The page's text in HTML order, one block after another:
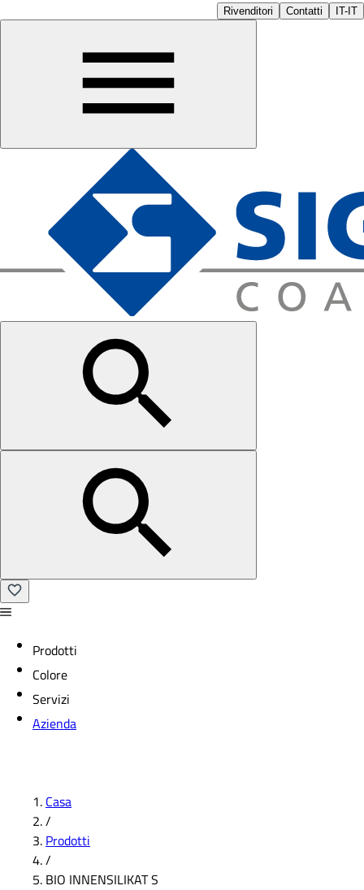
Rivenditori Contatti IT-IT
Prodotti
Colore
Servizi
Azienda
Casa
/
Prodotti
/
BIO INNENSILIKAT S